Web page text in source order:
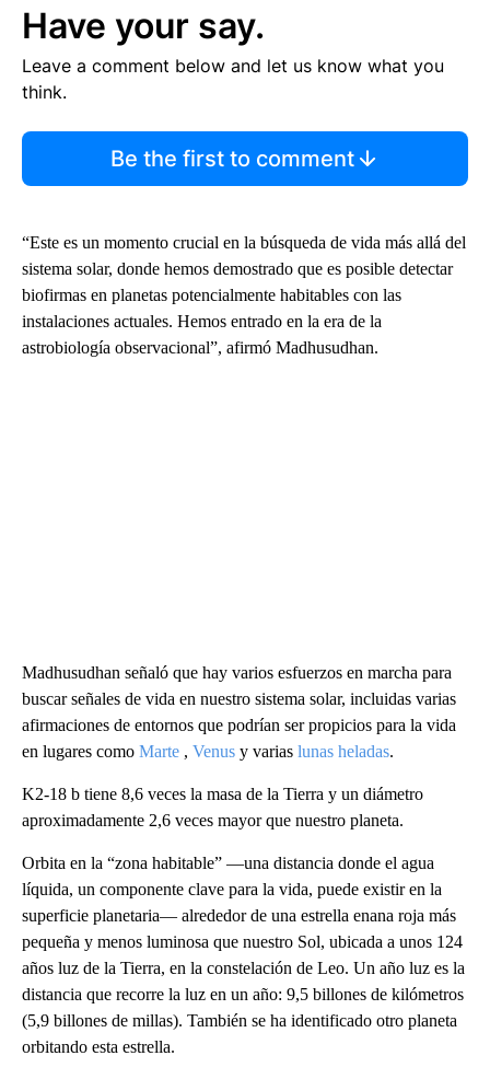
Have your say.
Leave a comment below and let us know what you
think.
Be the first to comment
“Este es un momento crucial en la búsqueda de vida más allá del
sistema solar, donde hemos demostrado que es posible detectar
biofirmas en planetas potencialmente habitables con las
instalaciones actuales. Hemos entrado en la era de la
astrobiología observacional”, afirmó Madhusudhan.
Madhusudhan señaló que hay varios esfuerzos en marcha para
buscar señales de vida en nuestro sistema solar, incluidas varias
afirmaciones de entornos que podrían ser propicios para la vida
en lugares como Marte , Venus y varias lunas heladas.
K2-18 b tiene 8,6 veces la masa de la Tierra y un diámetro
aproximadamente 2,6 veces mayor que nuestro planeta.
Orbita en la “zona habitable” —una distancia donde el agua
líquida, un componente clave para la vida, puede existir en la
superficie planetaria— alrededor de una estrella enana roja más
pequeña y menos luminosa que nuestro Sol, ubicada a unos 124
años luz de la Tierra, en la constelación de Leo. Un año luz es la
distancia que recorre la luz en un año: 9,5 billones de kilómetros
(5,9 billones de millas). También se ha identificado otro planeta
orbitando esta estrella.